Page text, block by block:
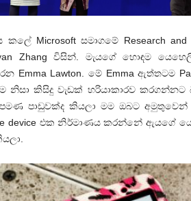
Microsoft සමාගමේ Research and
Zhang විසින්. මැයගේ හොඳම
Lawton. මේ Emma ඇත්තටම
කිසිදු වැඩක් හරියාකාරව කරගන්නට
පාඩුවක්ද කියලා මම ඔබට
device එක නිර්මාණය කරන්නේ ඇයගේ